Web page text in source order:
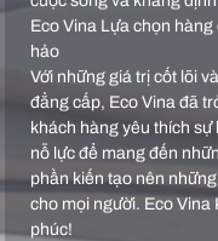
Eco Vina Lựa chọn
hảo
Với những giá trị cốt lõi
đẳng cấp, Eco Vina đã
khách hàng yêu thích
nỗ lực để mang đến
phần kiến tạo nên
cho mọi người. Eco Vina
phúc!